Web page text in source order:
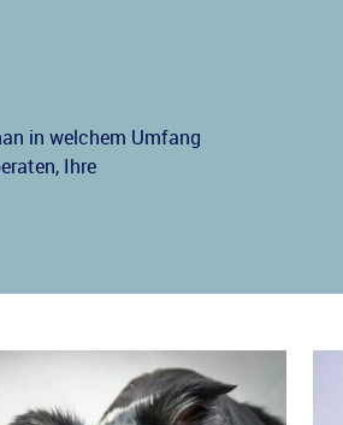
in welchem Umfang
Ihre